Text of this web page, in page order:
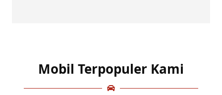
Mobil Terpopuler Kami